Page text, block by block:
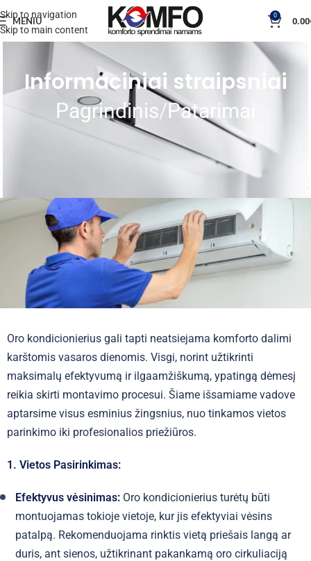
Skip to navigation
Skip to main content
MENIU 0
0.00
Informaciniai straipsniai
Pagrindinis Patarimai
PATARIMAI
Oro kondicionieriaus
montavimas: išsamus vadovas
Oro kondicionierius gali tapti neatsiejama komforto dalimi
karštomis vasaros dienomis. Visgi, norint užtikrinti
maksimalų efektyvumą ir ilgaamžiškumą, ypatingą dėmesį
reikia skirti montavimo procesui. Šiame išsamiame vadove
aptarsime visus esminius žingsnius, nuo tinkamos vietos
parinkimo iki profesionalios priežiūros.
1. Vietos Pasirinkimas:
Efektyvus vėsinimas: Oro kondicionierius turėtų būti
montuojamas tokioje vietoje, kur jis efektyviai vėsins
patalpą. Rekomenduojama rinktis vietą priešais langą ar
duris, ant sienos, užtikrinant pakankamą oro cirkuliaciją